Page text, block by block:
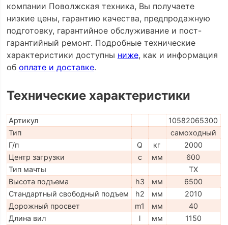
компании Поволжская техника, Вы получаете
низкие цены, гарантию качества, предпродажную
подготовку, гарантийное обслуживание и пост-
гарантийный ремонт. Подробные технические
характеристики доступны ниже, как и информация
об оплате и доставке.
Технические характеристики
Артикул
10582065300
Тип
самоходный
Г/п
Q кг
2000
Центр загрузки
c мм
600
Тип мачты
TX
Высота подъема
h3 мм
6500
Стандартный свободный подъем
h2 мм
2010
Дорожный просвет
m1 мм
40
Длина вил
l мм
1150